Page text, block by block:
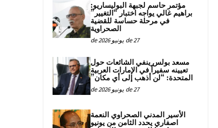
مؤتمر حاسم لجبهة البوليساريو:
براهيم غالي يواجه اختبار “التغيير”
في مرحلة حساسة للقضية
الصحراوية
27 de يونيو de 2026
مسعد بولس ينفي الشائعات حول
تعيينه سفيراً في الإمارات العربية
المتحدة: “لن أذهب إلى أي مكان”
27 de يونيو de 2026
الأسير المدني الصحراوي النعمة
اصفاري يحدد الثامن من يونيو